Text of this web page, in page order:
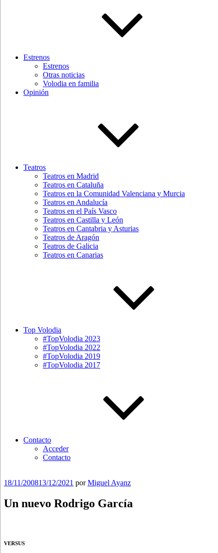
Estrenos
Estrenos
Otras noticias
Volodia en familia
Opinión
Teatros
Teatros en Madrid
Teatros en Cataluña
Teatros en la Comunidad Valenciana y Murcia
Teatros en Andalucía
Teatros en el País Vasco
Teatros en Castilla y León
Teatros en Cantabria y Asturias
Teatros de Aragón
Teatros de Galicia
Teatros en Canarias
Top Volodia
#TopVolodia 2023
#TopVolodia 2022
#TopVolodia 2019
#TopVolodia 2017
Contacto
Acceder
Contacto
Publicado
18/11/200813/12/2021 porMiguel Ayanz
Un nuevo Rodrigo García
VERSUS